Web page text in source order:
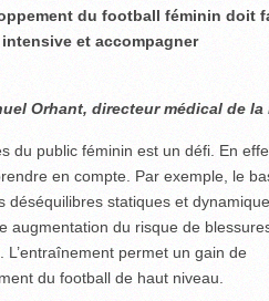
du football féminin doit
et accompagner
Orhant, directeur médical de la
du public féminin est un défi. En
en compte. Par exemple, le
déséqui­libres statiques et
augmentation du risque de
permet un gain de
du football de haut niveau.